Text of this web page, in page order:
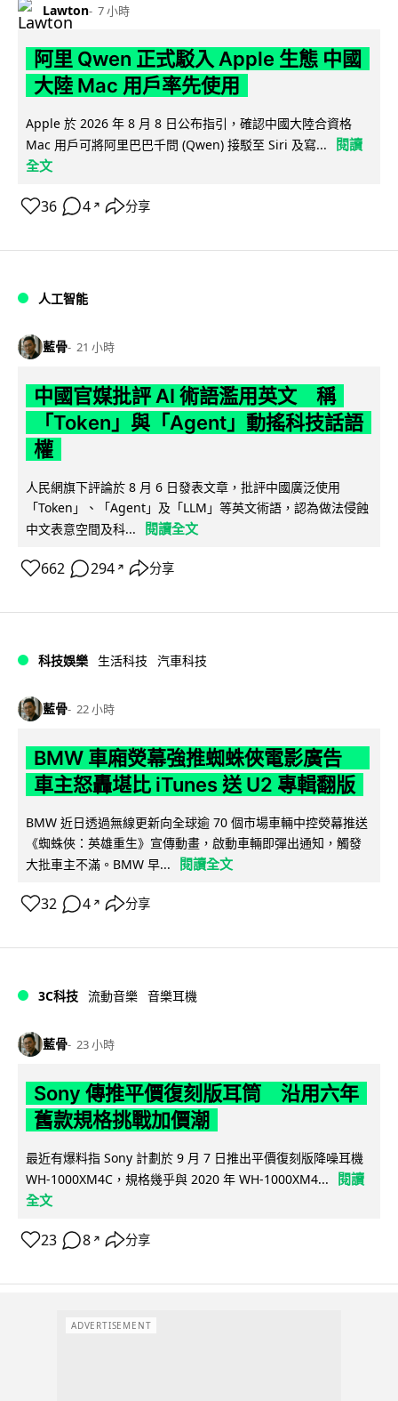
Lawton 7 小時
阿里 Qwen 正式駁入 Apple 生態 中國
大陸 Mac 用戶率先使用
Apple 於 2026 年 8 月 8 日公布指引，確認中國大陸合資格
Mac 用戶可將阿里巴巴千問 (Qwen) 接駁至 Siri 及寫...
閱讀
全文
36 4 ↗ 分享
人工智能
藍骨 21 小時
中國官媒批評 AI 術語濫用英文 稱
「Token」與「Agent」動搖科技話語
權
人民網旗下評論於 8 月 6 日發表文章，批評中國廣泛使用
「Token」、「Agent」及「LLM」等英文術語，認為做法侵蝕
中文表意空間及科...
閱讀全文
662 294 ↗ 分享
科技娛樂 生活科技 汽車科技
藍骨 22 小時
BMW 車廂熒幕強推蜘蛛俠電影廣告
車主怒轟堪比 iTunes 送 U2 專輯翻版
BMW 近日透過無線更新向全球逾 70 個市場車輛中控熒幕推送
《蜘蛛俠：英雄重生》宣傳動畫，啟動車輛即彈出通知，觸發
大批車主不滿。BMW 早...
閱讀全文
32 4 ↗ 分享
3C科技 流動音樂 音樂耳機
藍骨 23 小時
Sony 傳推平價復刻版耳筒 沿用六年
舊款規格挑戰加價潮
最近有爆料指 Sony 計劃於 9 月 7 日推出平價復刻版降噪耳機
WH-1000XM4C，規格幾乎與 2020 年 WH-1000XM4...
閱讀
全文
23 8 ↗ 分享
ADVERTISEMENT